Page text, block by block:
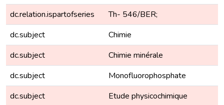
dc.relation.ispartofseries
Th- 546/BER;
dc.subject
Chimie
dc.subject
Chimie minérale
dc.subject
Monofluorophosphate
dc.subject
Etude physicochimique